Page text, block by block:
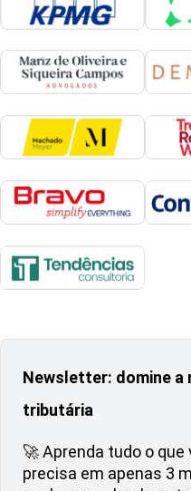
Newsletter: domine a
tributária
🚀 Aprenda tudo o que
precisa em apenas 3